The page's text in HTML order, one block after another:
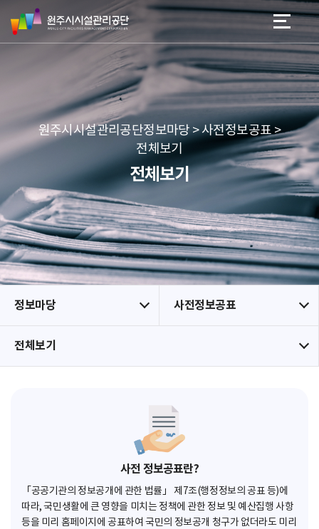
네
본문 바로가기
메뉴 바로가기
원
주
시
리
공
단
원주시시설관리공단정보마당 > 사전정보공표 >
전체보기
전체보기
정보마당 사전정보공표
전체보기
사전 정보공표란?
「공공기관의 정보공개에 관한 법률」 제7조(행정정보의 공표 등)에
따라, 국민생활에 큰 영향을 미치는 정책에 관한 정보 및 예산집행 사항
등을 미리 홈페이지에 공표하여 국민의 정보공개 청구가 없더라도 미리